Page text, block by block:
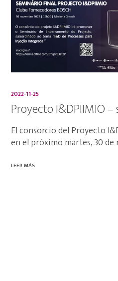
2022-11-25
Proyecto I&DPIIMIO
El consorcio del Proyecto
en el próximo martes, 30 de
LEER MÁS